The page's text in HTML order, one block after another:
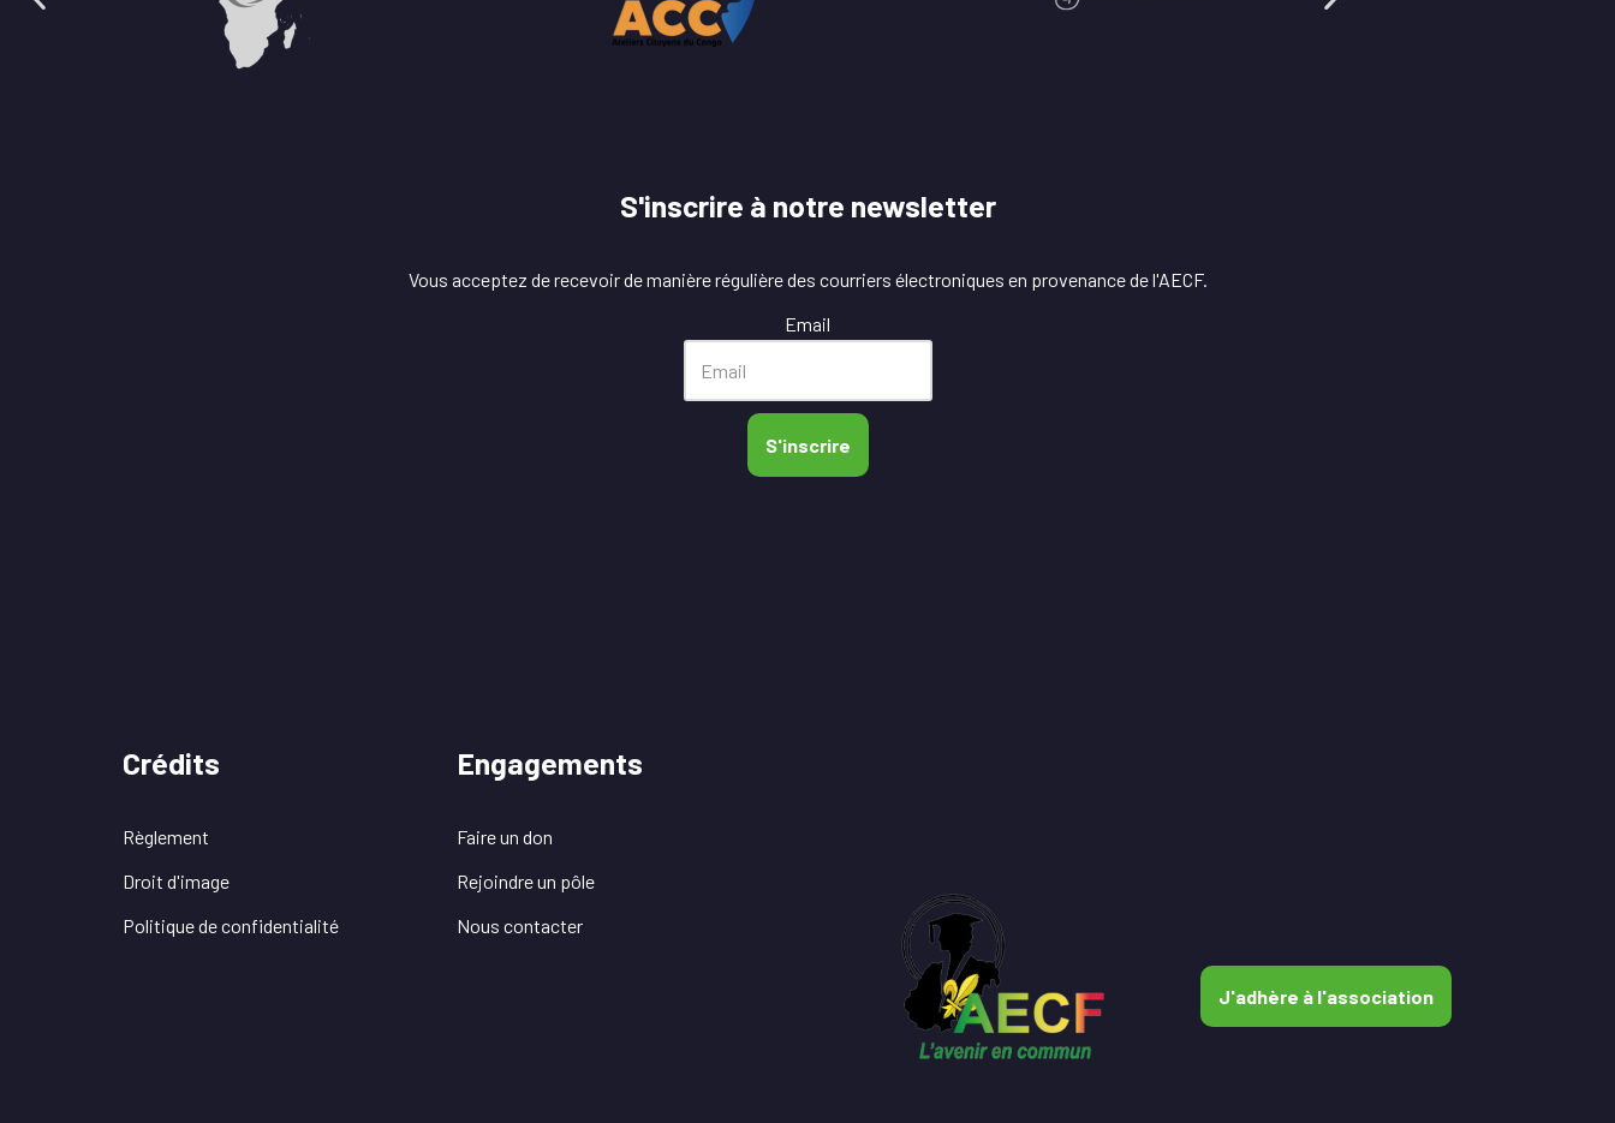
S'inscrire à notre newsletter
Vous acceptez de recevoir de manière régulière des courriers électroniques en provenance de l'AECF.
Email
S'inscrire
Crédits
Règlement
Droit d'image
Politique de confidentialité
Engagements
Faire un don
Rejoindre un pôle
Nous contacter
J'adhère à l'association